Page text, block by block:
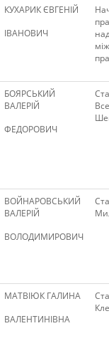
КУХАРИК ЄВГЕНІЙ
ІВАНОВИЧ
БОЯРСЬКИЙ
ВАЛЕРІЙ
ФЕДОРОВИЧ
ВОЙНАРОВСЬКИЙ
ВАЛЕРІЙ
ВОЛОДИМИРОВИЧ
МАТВІЮК ГАЛИНА
ВАЛЕНТИНІВНА